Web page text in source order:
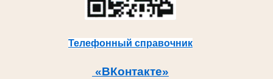
Телефонный справочник
«ВКонтакте»